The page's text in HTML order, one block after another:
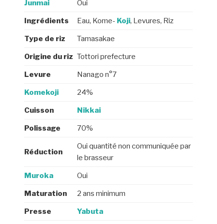
Junmai Oui
Ingrédients Eau, Kome- Koji, Levures, Riz
Type de riz Tamasakae
Origine du riz Tottori prefecture
Levure Nanago n°7
Komekoji 24%
Cuisson Nikkai
Polissage 70%
Réduction
Oui quantité non communiquée par
le brasseur
Muroka Oui
Maturation 2 ans minimum
Presse Yabuta